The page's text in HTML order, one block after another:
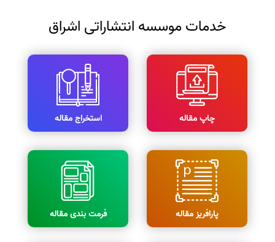
خدمات موسسه انتشاراتی اشراق
چاپ مقاله استخراج مقاله
پارافریز مقاله فرمت بندی مقاله